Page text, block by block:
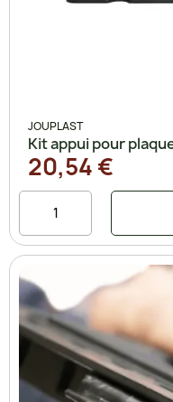
JOUPLAST
Kit appui pour
20,54 €